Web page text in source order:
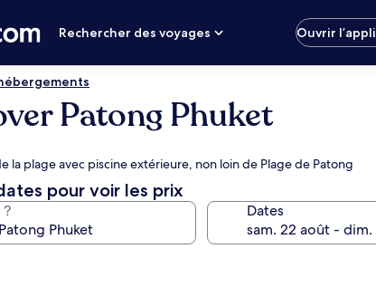
Rechercher des voyages
Ouvrir l’appli
Patong Phuket
la plage avec piscine extérieure, non loin de Plage de Patong
pour voir les prix
Dates